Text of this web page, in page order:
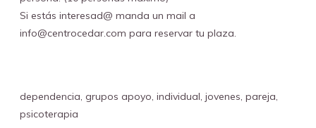
Si estás interesad@ manda un mail a
info@centrocedar.com para reservar tu plaza.
dependencia, grupos apoyo, individual, jovenes, pareja,
psicoterapia